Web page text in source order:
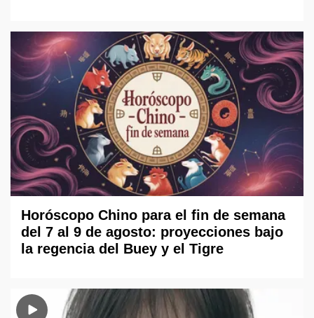
Horóscopo Chino para el fin de semana
del 7 al 9 de agosto: proyecciones bajo
la regencia del Buey y el Tigre